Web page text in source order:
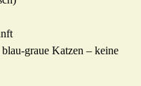
graue Katzen – keine